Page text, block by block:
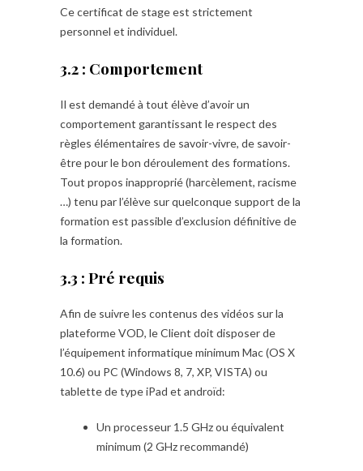
Ce certificat de stage est strictement
personnel et individuel.
3.2 : Comportement
Il est demandé à tout élève d’avoir un
comportement garantissant le respect des
règles élémentaires de savoir-vivre, de savoir-
être pour le bon déroulement des formations.
Tout propos inapproprié (harcèlement, racisme
…) tenu par l’élève sur quelconque support de la
formation est passible d’exclusion définitive de
la formation.
3.3 : Pré requis
Afin de suivre les contenus des vidéos sur la
plateforme VOD, le Client doit disposer de
l’équipement informatique minimum Mac (OS X
10.6) ou PC (Windows 8, 7, XP, VISTA) ou
tablette de type iPad et androïd:
Un processeur 1.5 GHz ou équivalent
minimum (2 GHz recommandé)